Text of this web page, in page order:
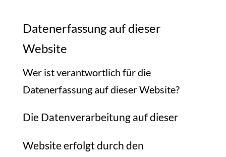
Datenerfassung auf dieser
Website
Wer ist verantwortlich für die
Datenerfassung auf dieser Website?
Die Datenverarbeitung auf dieser
Website erfolgt durch den